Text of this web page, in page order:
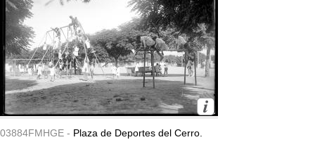
03884FMHGE - Plaza de Deportes del Cerro.